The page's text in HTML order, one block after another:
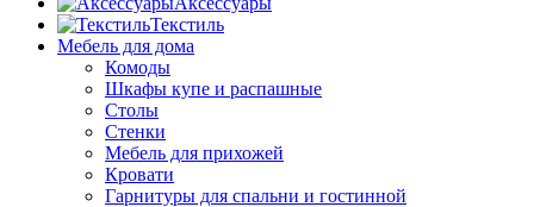
Текстиль
Мебель для дома
Комоды
Шкафы купе и распашные
Столы
Стенки
Мебель для прихожей
Кровати
Гарнитуры для спальни и гостинной